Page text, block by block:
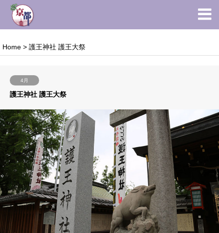
Home > 護王神社 護王大祭
4月
護王神社 護王大祭